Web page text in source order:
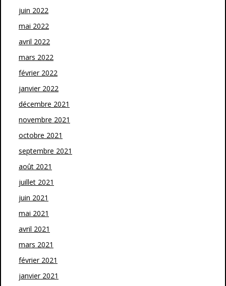
juin 2022
mai 2022
avril 2022
mars 2022
février 2022
janvier 2022
décembre 2021
novembre 2021
octobre 2021
septembre 2021
août 2021
juillet 2021
juin 2021
mai 2021
avril 2021
mars 2021
février 2021
janvier 2021